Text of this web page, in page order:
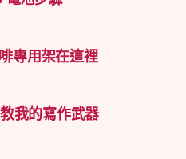
專用架在這裡
我的寫作武器